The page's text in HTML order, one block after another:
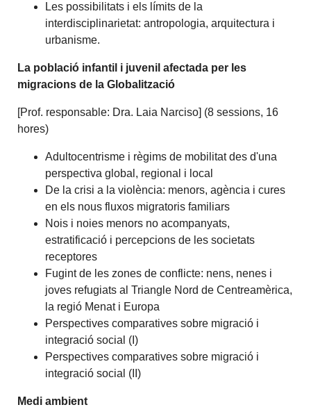
Les possibilitats i els límits de la
interdisciplinarietat: antropologia, arquitectura i
urbanisme.
La població infantil i juvenil afectada per les
migracions de la Globalització
[Prof. responsable: Dra. Laia Narciso] (8 sessions, 16
hores)
Adultocentrisme i règims de mobilitat des d'una
perspectiva global , regional i local
De la crisi a la violència: menors, agència i cures
en els nous fluxos migratoris familiars
Nois i noies menors no acompanyats,
estratificació i percepcions de les societats
receptores
Fugint de les zones de conflicte: nens, nenes i
joves refugiats al Triangle Nord de Centreamèrica,
la regió Menat i Europa
Perspectives comparatives sobre migració i
integració social ( I)
Perspectives comparatives sobre migració i
integració social ( II)
Medi ambient